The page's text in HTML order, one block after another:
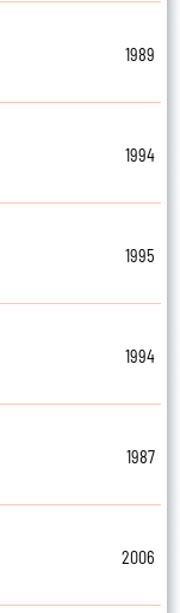
1989
1994
1995
1994
1987
2006